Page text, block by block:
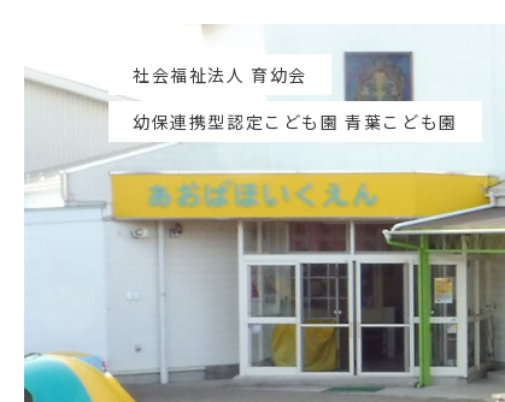
社会福祉法人 育幼会
幼保連携型認定こども園 青葉こども園